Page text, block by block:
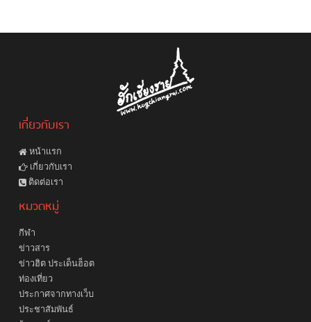
เกี่ยวกับเรา
หน้าแรก
เกี่ยวกับเรา
ติดต่อเรา
หมวดหมู่
กีฬา
ข่าวสาร
ข่าวฮิต ประเด็นฮ็อต
ท่องเที่ยว
ประกาศจากทางเว็บ
ประชาสัมพันธ์